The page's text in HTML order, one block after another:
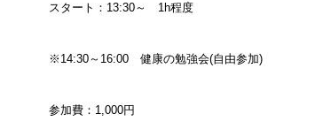
スタート：13:30～ 1h程度
※14:30～16:00 健康の勉強会(自由参加)
参加費：1,000円